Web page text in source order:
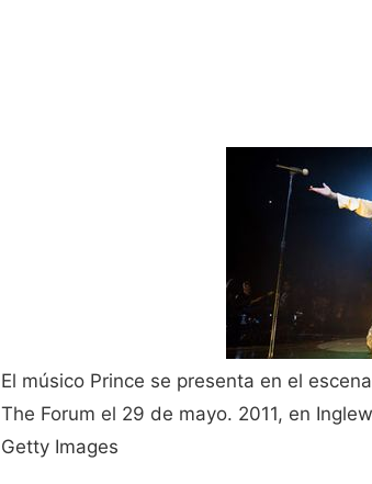
El músico Prince se presenta en el
The Forum el 29 de mayo. 2011, en
Getty Images